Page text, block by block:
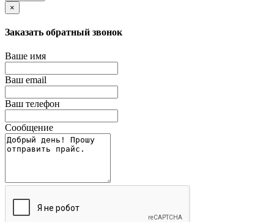
×
Заказать обратный звонок
Ваше имя
Ваш email
Ваш телефон
Сообщение